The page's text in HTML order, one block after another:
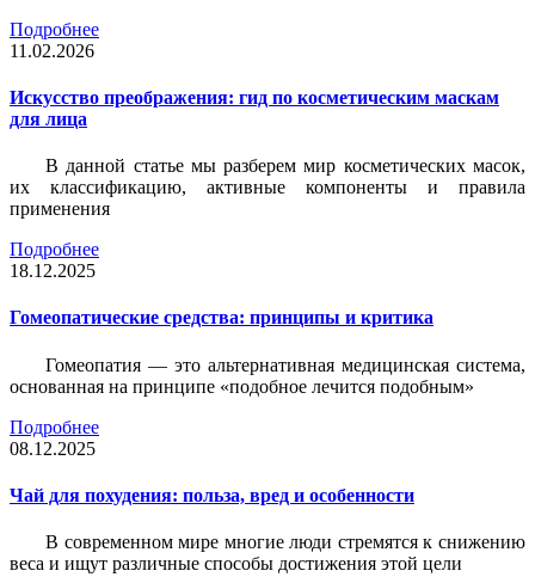
Подробнее
11.02.2026
Искусство преображения: гид по косметическим маскам
для лица
В данной статье мы разберем мир косметических масок,
их классификацию, активные компоненты и правила
применения
Подробнее
18.12.2025
Гомеопатические средства: принципы и критика
Гомеопатия — это альтернативная медицинская система,
основанная на принципе «подобное лечится подобным»
Подробнее
08.12.2025
Чай для похудения: польза, вред и особенности
В современном мире многие люди стремятся к снижению
веса и ищут различные способы достижения этой цели